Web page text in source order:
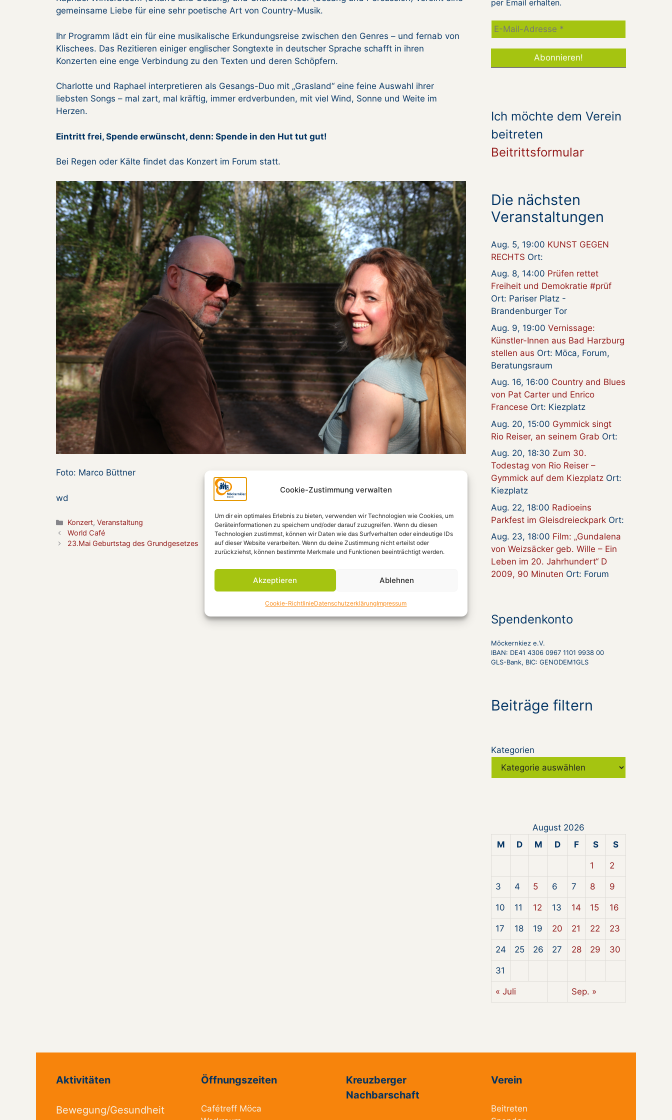
Cookie-Zustimmung verwalten
Um dir ein optimales Erlebnis zu bieten, verwenden wir Technologien wie Cookies, um
Geräteinformationen zu speichern und/oder darauf zuzugreifen. Wenn du diesen
Technologien zustimmst, können wir Daten wie das Surfverhalten oder eindeutige IDs
auf dieser Website verarbeiten. Wenn du deine Zustimmung nicht erteilst oder
zurückziehst, können bestimmte Merkmale und Funktionen beeinträchtigt werden.
Akzeptieren Ablehnen
Cookie-RichtlinieDatenschutzerklärungImpressum
gemeinsame Liebe für eine sehr poetische Art von Country-Musik.
Ihr Programm lädt ein für eine musikalische Erkundungsreise zwischen den Genres – und fernab von
Klischees. Das Rezitieren einiger englischer Songtexte in deutscher Sprache schafft in ihren
Konzerten eine enge Verbindung zu den Texten und deren Schöpfern.
Charlotte und Raphael interpretieren als Gesangs-Duo mit „Grasland“ eine feine Auswahl ihrer
liebsten Songs – mal zart, mal kräftig, immer erdverbunden, mit viel Wind, Sonne und Weite im
Herzen.
Eintritt frei, Spende erwünscht, denn: Spende in den Hut tut gut!
Bei Regen oder Kälte findet das Konzert im Forum statt.
Foto: Marco Büttner
wd
Kategorien
Konzert,Veranstaltung
World Café
23.Mai Geburtstag des Grundgesetzes
per Email erhalten.
Ich möchte dem Verein
beitreten
Beitrittsformular
Die nächsten
Veranstaltungen
Aug. 5, 19:00 KUNST GEGEN
RECHTS Ort:
Aug. 8, 14:00 Prüfen rettet
Freiheit und Demokratie #prüf
Ort: Pariser Platz -
Brandenburger Tor
Aug. 9, 19:00 Vernissage:
Künstler-Innen aus Bad Harzburg
stellen aus Ort: Möca, Forum,
Beratungsraum
Aug. 16, 16:00 Country and Blues
von Pat Carter und Enrico
Francese Ort: Kiezplatz
Aug. 20, 15:00 Gymmick singt
Rio Reiser, an seinem Grab Ort:
Aug. 20, 18:30 Zum 30.
Todestag von Rio Reiser –
Gymmick auf dem Kiezplatz Ort:
Kiezplatz
Aug. 22, 18:00 Radioeins
Parkfest im Gleisdreieckpark Ort:
Aug. 23, 18:00 Film: „Gundalena
von Weizsäcker geb. Wille – Ein
Leben im 20. Jahrhundert“ D
2009, 90 Minuten Ort: Forum
Spendenkonto
Möckernkiez e.V.
IBAN: DE41 4306 0967 1101 9938 00
GLS-Bank, BIC: GENODEM1GLS
Beiträge filtern
Kategorien
August 2026
M
D M D F S S
1 2
3 4 5 6 7 8 9
10 11 12 13 14 15 16
17 18 19 20 21 22 23
24 25 26 27 28 29 30
31
« Juli Sep. »
Aktivitäten
Bewegung/Gesundheit
Öffnungszeiten
Cafétreff Möca
Kreuzberger
Nachbarschaft
Verein
Beitreten